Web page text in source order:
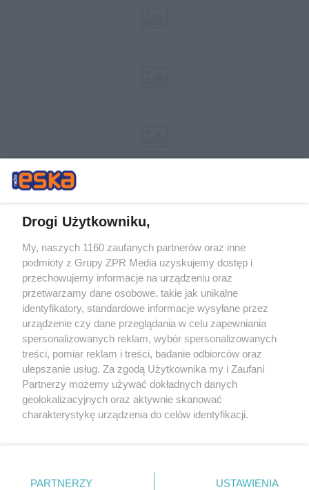
Żaden utwór zamieszczony w serwisie nie może być powielany i
rozpowszechniany lub dalej rozpowszechniany w jakikolwiek sposób (w
tym także elektroniczny lub mechaniczny) na jakimkolwiek polu
eksploatacji w jakiejkolwiek formie, włącznie z umieszczaniem w
Internecie bez pisemnej zgody właściciela praw. Jakiekolwiek użycie lub
wykorzystanie utworów w całości lub w części z naruszeniem prawa,
tzn. bez właściwej zgody, jest zabronione pod groźbą kary i może być
ścigane prawnie.
Drogi Użytkowniku,
My, naszych 1160 zaufanych partnerów oraz inne
podmioty z Grupy ZPR Media uzyskujemy dostęp i
przechowujemy informacje na urządzeniu oraz
przetwarzamy dane osobowe, takie jak unikalne
identyfikatory, standardowe informacje wysyłane przez
urządzenie czy dane przeglądania w celu zapewniania
spersonalizowanych reklam, wybór spersonalizowanych
treści, pomiar reklam i treści, badanie odbiorców oraz
ulepszanie usług. Za zgodą Użytkownika my i Zaufani
Partnerzy możemy używać dokładnych danych
geolokalizacyjnych oraz aktywnie skanować
charakterystykę urządzenia do celów identyfikacji.
zmienić/wycofać klikając przycisk ustawień prywatności
PARTNERZY USTAWIENIA